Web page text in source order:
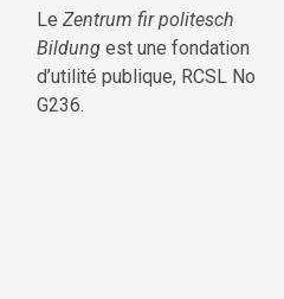
Le Zentrum fir politesch
Bildung est une fondation
d’utilité publique, RCSL No
G236.